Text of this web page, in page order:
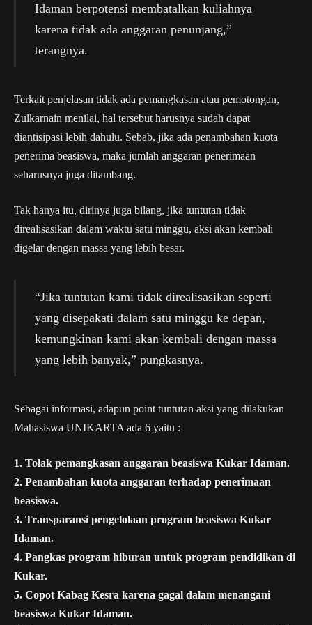
Idaman berpotensi membatalkan kuliahnya
karena tidak ada anggaran penunjang,”
terangnya.
Terkait penjelasan tidak ada pemangkasan atau pemotongan,
Zulkarnain menilai, hal tersebut harusnya sudah dapat
diantisipasi lebih dahulu. Sebab, jika ada penambahan kuota
penerima beasiswa, maka jumlah anggaran penerimaan
seharusnya juga ditambang.
Tak hanya itu, dirinya juga bilang, jika tuntutan tidak
direalisasikan dalam waktu satu minggu, aksi akan kembali
digelar dengan massa yang lebih besar.
“Jika tuntutan kami tidak direalisasikan seperti
yang disepakati dalam satu minggu ke depan,
kemungkinan kami akan kembali dengan massa
yang lebih banyak,” pungkasnya.
Sebagai informasi, adapun point tuntutan aksi yang dilakukan
Mahasiswa UNIKARTA ada 6 yaitu :
1. Tolak pemangkasan anggaran beasiswa Kukar Idaman.
2. Penambahan kuota anggaran terhadap penerimaan
beasiswa.
3. Transparansi pengelolaan program beasiswa Kukar
Idaman.
4. Pangkas program hiburan untuk program pendidikan di
Kukar.
5. Copot Kabag Kesra karena gagal dalam menangani
beasiswa Kukar Idaman.